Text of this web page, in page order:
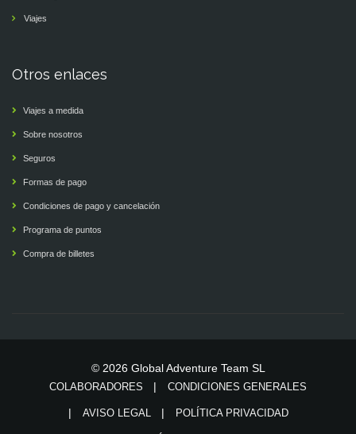
Viajes
Otros enlaces
Viajes a medida
Sobre nosotros
Seguros
Formas de pago
Condiciones de pago y cancelación
Programa de puntos
Compra de billetes
© 2026 Global Adventure Team SL
COLABORADORES CONDICIONES GENERALES
AVISO LEGAL POLÍTICA PRIVACIDAD